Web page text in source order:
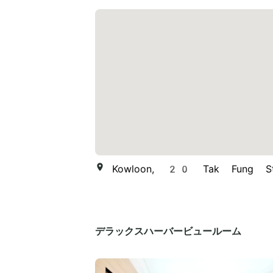
Kowloon, 20 Tak Fung
デラックスハーバービュールーム